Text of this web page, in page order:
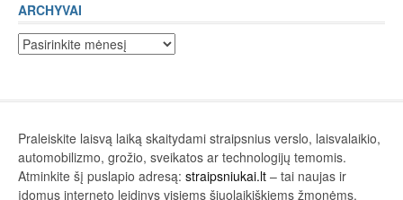
ARCHYVAI
Archyvai
Praleiskite laisvą laiką skaitydami straipsnius verslo, laisvalaikio,
automobilizmo, grožio, sveikatos ar technologijų temomis.
Atminkite šį puslapio adresą: straipsniukai.lt – tai naujas ir
įdomus interneto leidinys visiems šiuolaikiškiems žmonėms.